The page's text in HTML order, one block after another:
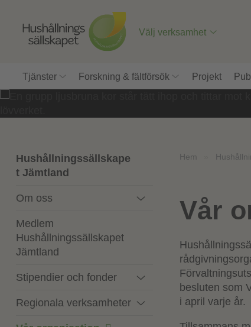
Välj verksamhet
Tjänster Forskning & fältförsök Projekt
Hushållningssällskape
t Jämtland
Om oss
Medlem
Hushållningssällskapet
Jämtland
Stipendier och fonder
Regionala verksamheter
Hem
Vår
besluten som
i april varje år.